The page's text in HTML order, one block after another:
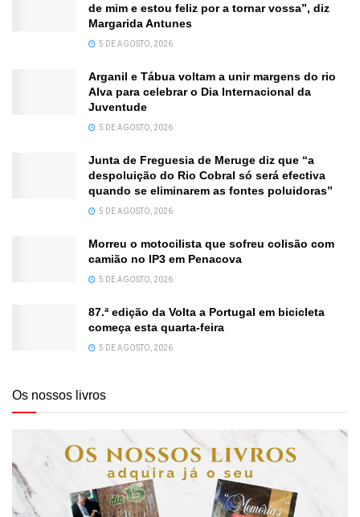
de mim e estou feliz por a tornar vossa”, diz
Margarida Antunes
5 DE AGOSTO, 2026
Arganil e Tábua voltam a unir margens do rio
Alva para celebrar o Dia Internacional da
Juventude
5 DE AGOSTO, 2026
Junta de Freguesia de Meruge diz que “a
despoluição do Rio Cobral só será efectiva
quando se eliminarem as fontes poluidoras”
5 DE AGOSTO, 2026
Morreu o motocilista que sofreu colisão com
camião no IP3 em Penacova
5 DE AGOSTO, 2026
87.ª edição da Volta a Portugal em bicicleta
começa esta quarta-feira
5 DE AGOSTO, 2026
Os nossos livros